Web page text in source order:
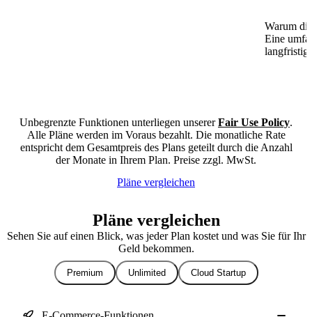
Warum
Eine
Unbegrenzte Funktionen unterliegen unsererFair Use Policy.
Alle Pläne werden im Voraus bezahlt. Die monatliche Rate
entspricht dem Gesamtpreis des Plans geteilt durch die Anzahl
der Monate in Ihrem Plan. Preise zzgl. MwSt.
Pläne vergleichen
Pläne vergleichen
Sehen Sie auf einen Blick, was jeder Plan kostet und was Sie für Ihr
Geld bekommen.
Premium Unlimited Cloud Startup